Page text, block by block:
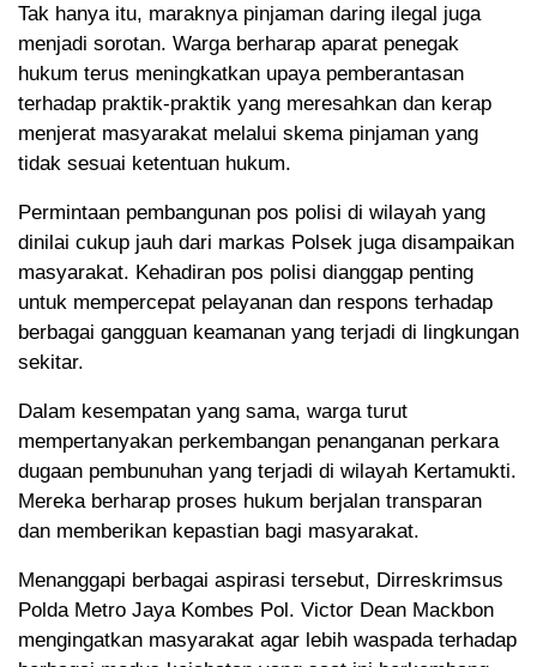
Tak hanya itu, maraknya pinjaman daring ilegal juga
menjadi sorotan. Warga berharap aparat penegak
hukum terus meningkatkan upaya pemberantasan
terhadap praktik-praktik yang meresahkan dan kerap
menjerat masyarakat melalui skema pinjaman yang
tidak sesuai ketentuan hukum.
Permintaan pembangunan pos polisi di wilayah yang
dinilai cukup jauh dari markas Polsek juga disampaikan
masyarakat. Kehadiran pos polisi dianggap penting
untuk mempercepat pelayanan dan respons terhadap
berbagai gangguan keamanan yang terjadi di lingkungan
sekitar.
Dalam kesempatan yang sama, warga turut
mempertanyakan perkembangan penanganan perkara
dugaan pembunuhan yang terjadi di wilayah Kertamukti.
Mereka berharap proses hukum berjalan transparan
dan memberikan kepastian bagi masyarakat.
Menanggapi berbagai aspirasi tersebut, Dirreskrimsus
Polda Metro Jaya Kombes Pol. Victor Dean Mackbon
mengingatkan masyarakat agar lebih waspada terhadap